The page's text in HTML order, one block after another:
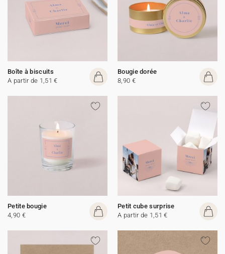
Boîte à biscuits
A partir de 1,51 €
Bougie dorée
8,90 €
Petite bougie
4,90 €
Petit cube surprise
A partir de 1,51 €